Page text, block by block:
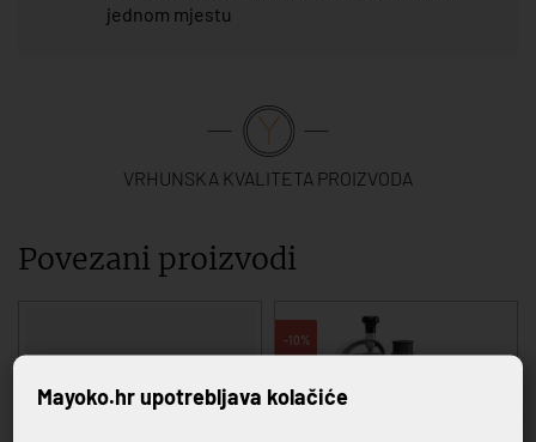
jednom mjestu
VRHUNSKA KVALITETA PROIZVODA
Povezani proizvodi
-10%
Mayoko.hr upotrebljava kolačiće